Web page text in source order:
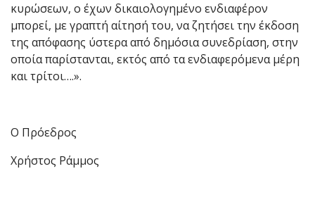
κυρώσεων, ο έχων δικαιολογημένο ενδιαφέρον
μπορεί, με γραπτή αίτησή του, να ζητήσει την έκδοση
της απόφασης ύστερα από δημόσια συνεδρίαση, στην
οποία παρίστανται, εκτός από τα ενδιαφερόμενα μέρη
και τρίτοι….».
Ο Πρόεδρος
Χρήστος Ράμμος